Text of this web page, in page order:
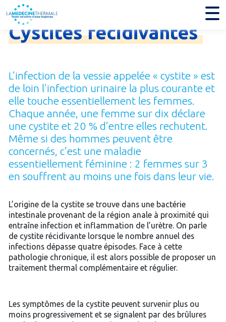
Je trouve mon établissement thermal
Cystitesrécidivantes
L’infection de la vessie appelée « cystite » est
de loin l’infection urinaire la plus courante et
elle touche essentiellement les femmes.
Chaque année, une femme sur dix déclare
une cystite et 20 % d’entre elles rechutent.
Même si des hommes peuvent être
concernés, c’est une maladie
essentiellement féminine : 2 femmes sur 3
en souffrent au moins une fois dans leur vie.
L’origine de la cystite se trouve dans une bactérie
intestinale provenant de la région anale à proximité qui
entraîne infection et inflammation de l’urètre. On parle
de cystite récidivante lorsque le nombre annuel des
infections dépasse quatre épisodes. Face à cette
pathologie chronique, il est alors possible de proposer un
traitement thermal complémentaire et régulier.
Les symptômes de la cystite peuvent survenir plus ou
moins progressivement et se signalent par des brûlures